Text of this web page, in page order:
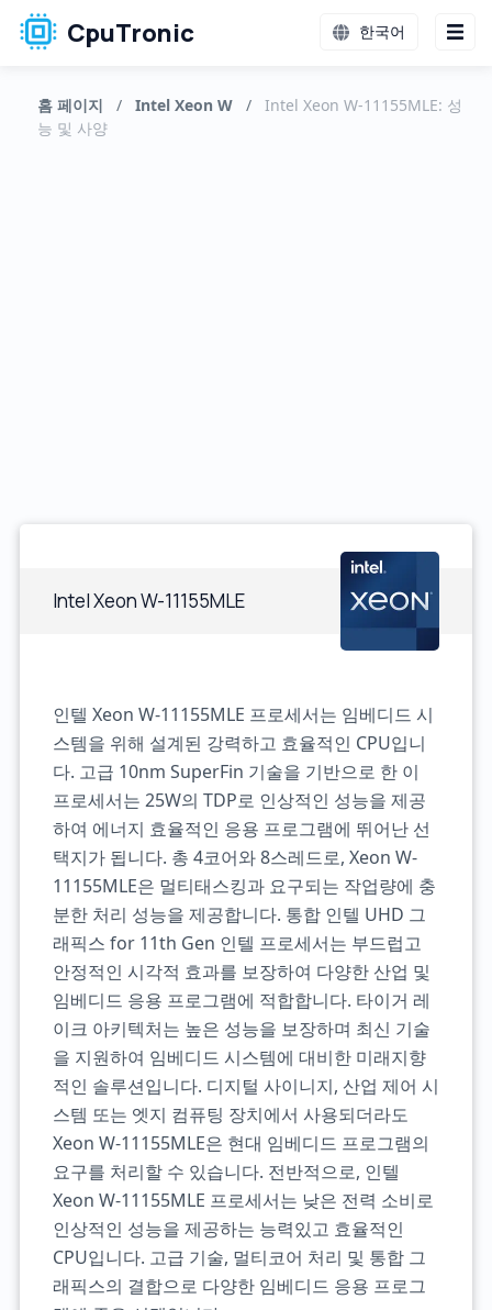
CpuTronic 한국어
홈 페이지 / Intel Xeon W /
Intel Xeon W-11155MLE: 성
능 및 사양
Intel Xeon W-11155MLE
인텔 Xeon W-11155MLE 프로세서는 임베디드 시
스템을 위해 설계된 강력하고 효율적인 CPU입니
다. 고급 10nm SuperFin 기술을 기반으로 한 이
프로세서는 25W의 TDP로 인상적인 성능을 제공
하여 에너지 효율적인 응용 프로그램에 뛰어난 선
택지가 됩니다. 총 4코어와 8스레드로, Xeon W-
11155MLE은 멀티태스킹과 요구되는 작업량에 충
분한 처리 성능을 제공합니다. 통합 인텔 UHD 그
래픽스 for 11th Gen 인텔 프로세서는 부드럽고
안정적인 시각적 효과를 보장하여 다양한 산업 및
임베디드 응용 프로그램에 적합합니다. 타이거 레
이크 아키텍처는 높은 성능을 보장하며 최신 기술
을 지원하여 임베디드 시스템에 대비한 미래지향
적인 솔루션입니다. 디지털 사이니지, 산업 제어 시
스템 또는 엣지 컴퓨팅 장치에서 사용되더라도
Xeon W-11155MLE은 현대 임베디드 프로그램의
요구를 처리할 수 있습니다. 전반적으로, 인텔
Xeon W-11155MLE 프로세서는 낮은 전력 소비로
인상적인 성능을 제공하는 능력있고 효율적인
CPU입니다. 고급 기술, 멀티코어 처리 및 통합 그
래픽스의 결합으로 다양한 임베디드 응용 프로그